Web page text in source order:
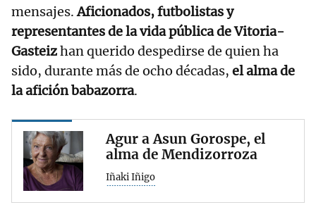
mensajes.Aficionados, futbolistas y
representantes de la vida pública de Vitoria-
Gasteizhan querido despedirse de quien ha
sido, durante más de ocho décadas, el alma de
la afición babazorra.
Agur a Asun Gorospe, el
alma de Mendizorroza
Iñaki Iñigo